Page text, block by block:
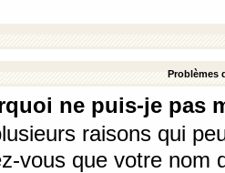
Problèmes
ne puis-je pas
raisons qui
vous que votre nom